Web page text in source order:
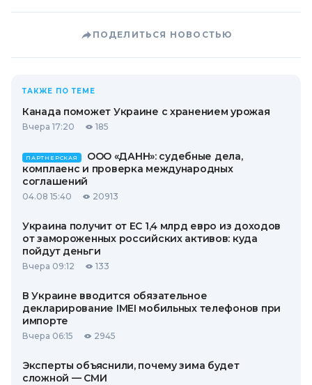
ПОДЕЛИТЬСЯ НОВОСТЬЮ
ТАКЖЕ ПО ТЕМЕ
Канада поможет Украине с хранением урожая
Вчера 17:20 185
ПАРТНЕРСКАЯ
ООО «ДАНН»: судебные дела,
комплаенс и проверка международных
соглашений
04.08 15:40 20913
Украина получит от ЕС 1,4 млрд евро из доходов
от замороженных российских активов: куда
пойдут деньги
Вчера 09:12 133
В Украине вводится обязательное
декларирование IMEI мобильных телефонов при
импорте
Вчера 06:15 2945
Эксперты объяснили, почему зима будет
сложной — СМИ